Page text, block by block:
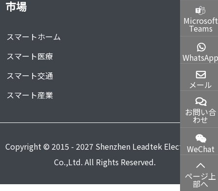
市場
スマートホーム
スマート医療
スマート交通
スマート産業
Copyright © 2015 - 2027 Shenzhen Leadtek Electronics
Co.,Ltd. All Rights Reserved.
Microsoft
Teams
WhatsApp
メール
お問い合
わせ
WeChat
ページ上
部へ